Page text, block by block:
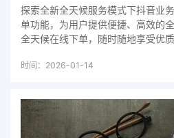
探索全新全天候服务模式下抖音业
单功能，为用户提供便捷、高效的
全天候在线下单，随时随地享受优质
时间：2026-01-14